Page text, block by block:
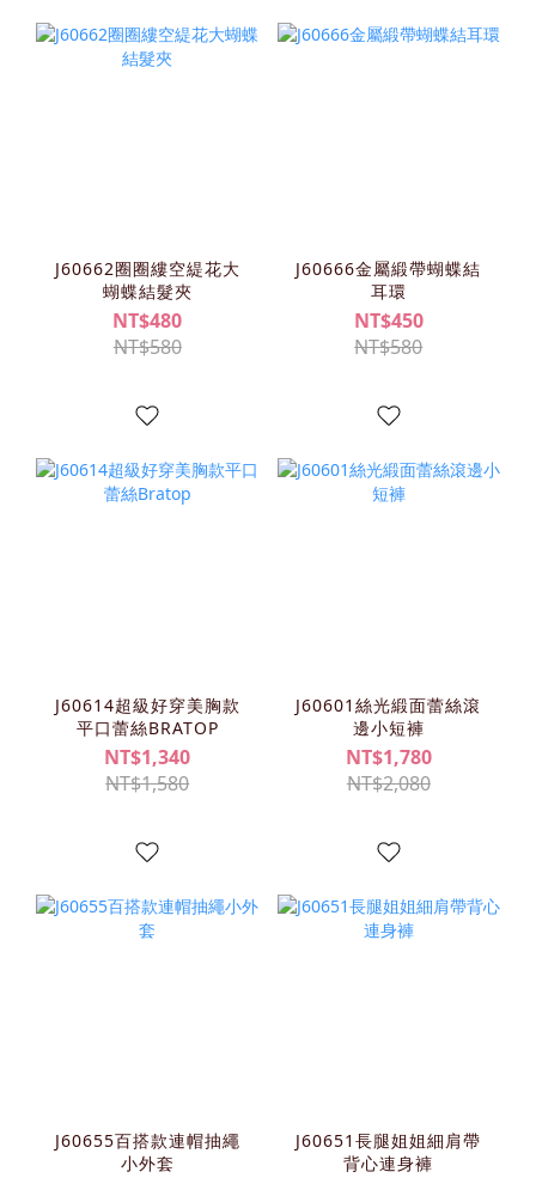
J60662圈圈縷空緹花大
蝴蝶結髮夾
NT$480
NT$580
J60666金屬緞帶蝴蝶結
耳環
NT$450
NT$580
J60614超級好穿美胸款
平口蕾絲BRATOP
NT$1,340
NT$1,580
J60601絲光緞面蕾絲滾
邊小短褲
NT$1,780
NT$2,080
J60655百搭款連帽抽繩
小外套
J60651長腿姐姐細肩帶
背心連身褲